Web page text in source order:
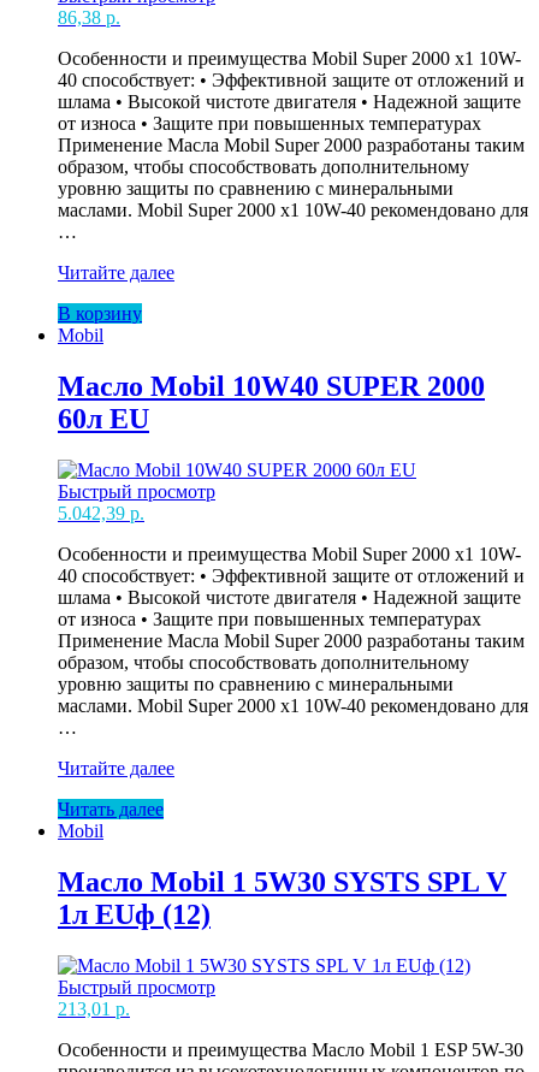
86,38 р.
Особенности и преимущества Mobil Super 2000 x1 10W-
40 способствует: • Эффективной защите от отложений и
шлама • Высокой чистоте двигателя • Надежной защите
от износа • Защите при повышенных температурах
Применение Масла Mobil Super 2000 разработаны таким
образом, чтобы способствовать дополнительному
уровню защиты по сравнению с минеральными
маслами. Mobil Super 2000 x1 10W-40 рекомендовано для
…
Масло
10W40
SUPER
1л
(208л)
EU
Читайте далее
В корзину
Mobil
Масло Mobil 10W40 SUPER 2000
60л EU
Быстрый просмотр
5.042,39 р.
Особенности и преимущества Mobil Super 2000 x1 10W-
40 способствует: • Эффективной защите от отложений и
шлама • Высокой чистоте двигателя • Надежной защите
от износа • Защите при повышенных температурах
Применение Масла Mobil Super 2000 разработаны таким
образом, чтобы способствовать дополнительному
уровню защиты по сравнению с минеральными
маслами. Mobil Super 2000 x1 10W-40 рекомендовано для
…
Масло
10W40
SUPER
60л
EU
Читайте далее
Читать далее
Mobil
Масло Mobil 1 5W30 SYSTS SPL V
1л EUф (12)
Быстрый просмотр
213,01 р.
Особенности и преимущества Масло Mobil 1 ESP 5W-30